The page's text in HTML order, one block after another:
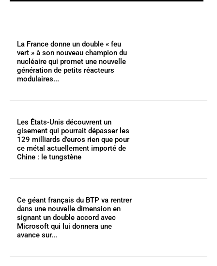
La France donne un double « feu
vert » à son nouveau champion du
nucléaire qui promet une nouvelle
génération de petits réacteurs
modulaires...
Les États-Unis découvrent un
gisement qui pourrait dépasser les
129 milliards d’euros rien que pour
ce métal actuellement importé de
Chine : le tungstène
Ce géant français du BTP va rentrer
dans une nouvelle dimension en
signant un double accord avec
Microsoft qui lui donnera une
avance sur...